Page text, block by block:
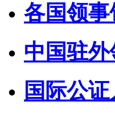
各国领
中国驻
国际公证